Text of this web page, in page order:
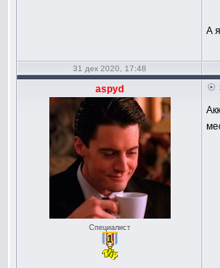
А
31 дек 2020, 17:48
aspyd
Специалист